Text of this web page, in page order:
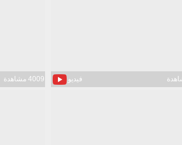
فيديو 4009 مشاهدة